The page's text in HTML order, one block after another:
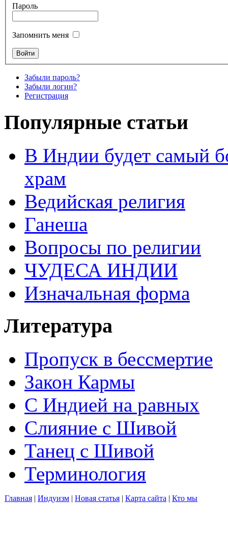
Пароль
Запомнить меня
Забыли пароль?
Забыли логин?
Регистрация
Популярные статьи
В Индии будет самый
храм
Ведийская религия
Ганеша
Вопросы по религии
ЧУДЕСА ИНДИИ
Изначальная форма
Литература
Пропуск в бессмертие
Закон Кармы
С Индией на равных
Слияние с Шивой
Танец с Шивой
Терминология
Главная | Индуизм | Новая статья | Карта сайта | Кто мы